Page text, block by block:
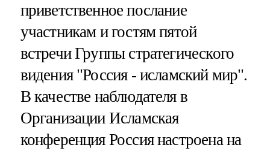
приветственное послание
участникам и гостям пятой
встречи Группы стратегического
видения "Россия - исламский мир".
В качестве наблюдателя в
Организации Исламская
конференция Россия настроена на